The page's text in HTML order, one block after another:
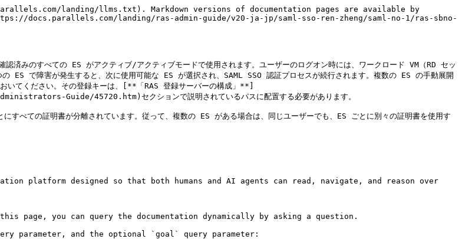
landing/llms.txt). Markdown versions of documentation pages are available by
docs.parallels.com/landing/ras-admin-guide/v20-ja-jp/saml-sso-ren-zheng/saml-no-1/ras-sbno-
済みのすべての ES がアクティブ/アクティブモードで使用されます。ユーザーのログオン時には、ワークロード VM（RD セッ
ES で障害が発生すると、次に使用可能な ES が選択され、SAML SSO 認証プロセスが続行されます。複数の ES の手動展開
いてください。その登録キーは、[**「RAS 登録サーバーの構成」**]
Guide/45720.htm)セクションで説明されているパスに配置する必要があります。
べての証明書が分離されています。従って、複数の ES がある場合は、同じユーザーでも、ES ごとに別々の証明書を使用す
platform designed so that both humans and AI agents can read, navigate, and reason over
you can query the documentation dynamically by asking a question.
parameter, and the optional `goal` query parameter: